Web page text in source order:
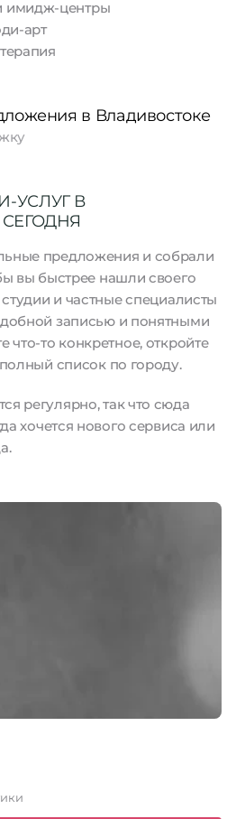
имидж-центры
арт
в Владивостоке
УСЛУГ В
предложения и собрали
вы быстрее нашли своего
и частные специалисты
записью и понятными
что-то конкретное, откройте
список по городу.
регулярно, так что сюда
хочется нового сервиса или